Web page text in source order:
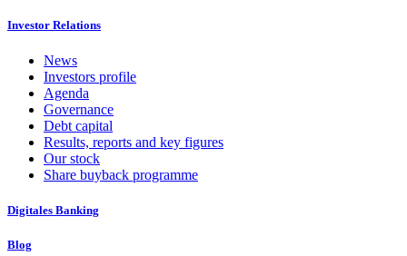
Investor Relations
News
Investors profile
Agenda
Governance
Debt capital
Results, reports and key figures
Our stock
Share buyback programme
Digitales Banking
Blog